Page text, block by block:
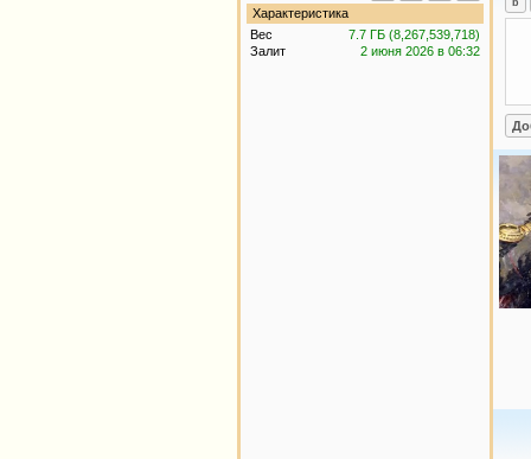
Характеристика
Вес
7.7 ГБ (8,267,539,718)
Залит
2 июня 2026 в 06:32